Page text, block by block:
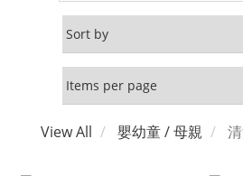
View All 嬰幼童 / 母親